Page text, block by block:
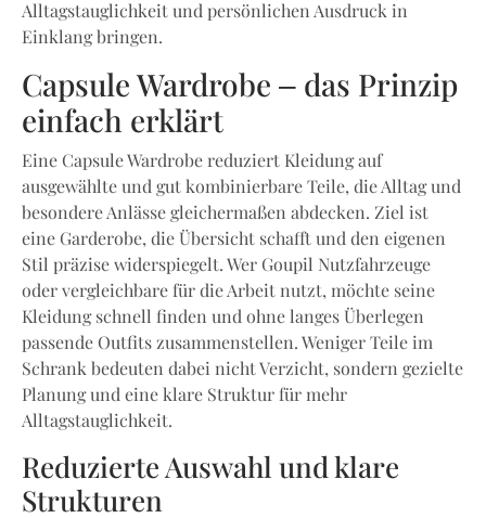
Alltagstauglichkeit und persönlichen Ausdruck in
Einklang bringen.
Capsule Wardrobe – das Prinzip
einfach erklärt
Eine Capsule Wardrobe reduziert Kleidung auf
ausgewählte und gut kombinierbare Teile, die Alltag und
besondere Anlässe gleichermaßen abdecken. Ziel ist
eine Garderobe, die Übersicht schafft und den eigenen
Stil präzise widerspiegelt. Wer Goupil Nutzfahrzeuge
oder vergleichbare für die Arbeit nutzt, möchte seine
Kleidung schnell finden und ohne langes Überlegen
passende Outfits zusammenstellen. Weniger Teile im
Schrank bedeuten dabei nicht Verzicht, sondern gezielte
Planung und eine klare Struktur für mehr
Alltagstauglichkeit.
Reduzierte Auswahl und klare
Strukturen